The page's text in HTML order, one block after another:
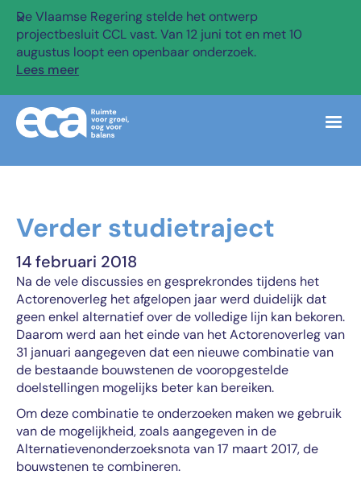
De Vlaamse Regering stelde het ontwerp
projectbesluit CCL vast. Van 12 juni tot en met 10
augustus loopt een openbaar onderzoek.
Lees meer
✕
Verder studietraject
14 februari 2018
Na de vele discussies en gesprekrondes tijdens het
Actorenoverleg het afgelopen jaar werd duidelijk dat
geen enkel alternatief over de volledige lijn kan bekoren.
Daarom werd aan het einde van het Actorenoverleg van
31 januari aangegeven dat een nieuwe combinatie van
de bestaande bouwstenen de vooropgestelde
doelstellingen mogelijks beter kan bereiken.
Om deze combinatie te onderzoeken maken we gebruik
van de mogelijkheid, zoals aangegeven in de
Alternatievenonderzoeksnota van 17 maart 2017, de
bouwstenen te combineren.